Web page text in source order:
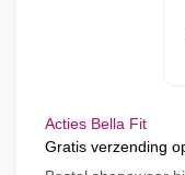
Acties Bella Fit
Gratis verzending